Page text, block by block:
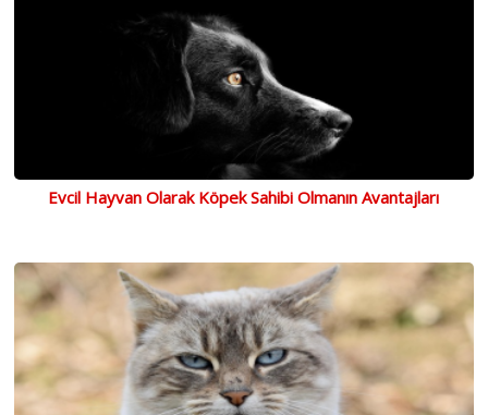
Evcil Hayvan Olarak Köpek Sahibi Olmanın Avantajları